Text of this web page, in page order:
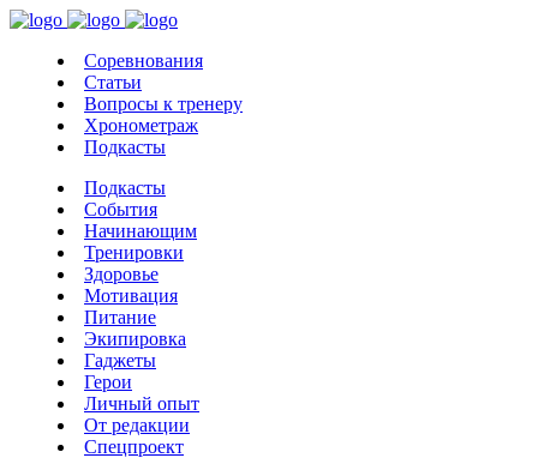
Соревнования
Статьи
Вопросы к тренеру
Хронометраж
Подкасты
Подкасты
События
Начинающим
Тренировки
Здоровье
Мотивация
Питание
Экипировка
Гаджеты
Герои
Личный опыт
От редакции
Спецпроект